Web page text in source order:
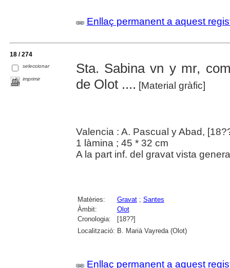
Enllaç permanent a aquest
18 / 274
seleccionar
imprimir
Sta. Sabina vn y mr,
de Olot .... [Material gràfic]
Valencia : A. Pascual y Abad,
1 làmina ; 45 * 32 cm
A la part inf. del gravat vista
Matèries: Gravat; Santes
Àmbit:
Olot
Cronologia:
[18??]
Localització: B. Marià Vayreda (Olot)
Enllaç permanent a aquest